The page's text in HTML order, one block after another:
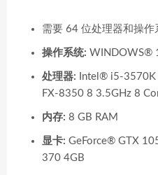
需要 64 位处理器和操作
操作系统: WINDOWS®
处理器: Intel® i5-
FX-8350 8 3.5GHz 8
内存: 8 GB RAM
显卡: GeForce® GTX
370 4GB